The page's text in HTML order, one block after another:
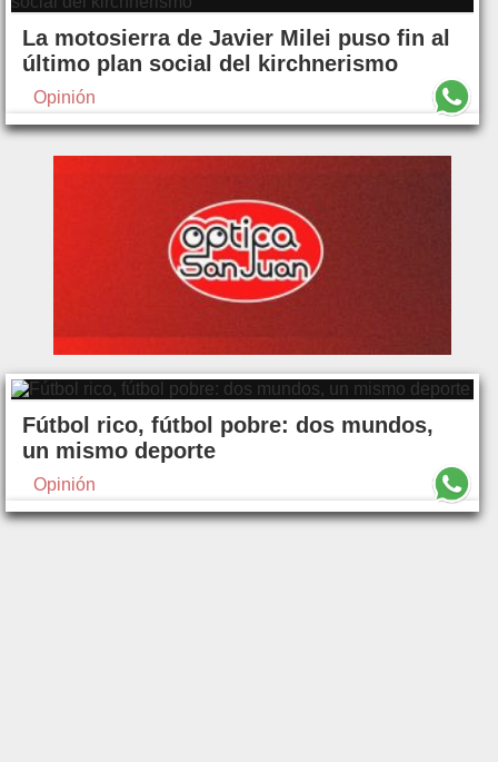
La motosierra de Javier Milei puso fin al
último plan social del kirchnerismo
Opinión
Fútbol rico, fútbol pobre: dos mundos,
un mismo deporte
Opinión